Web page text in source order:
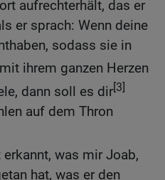
aufrechterhält, das er
er sprach: Wenn deine
sodass sie in
mit ihrem ganzen Herzen
dann soll es dir[3]
auf dem Thron
was mir Joab,
hat, was er den